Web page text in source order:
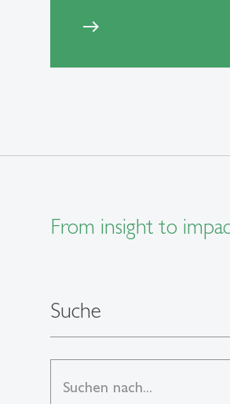
east
From insight to
Suche